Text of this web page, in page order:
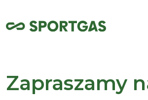
Zapraszamy